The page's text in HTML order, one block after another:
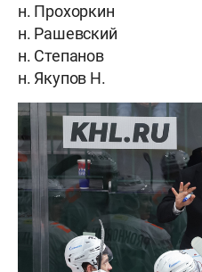
н. Прохоркин
н. Рашевский
н. Степанов
н. Якупов Н.